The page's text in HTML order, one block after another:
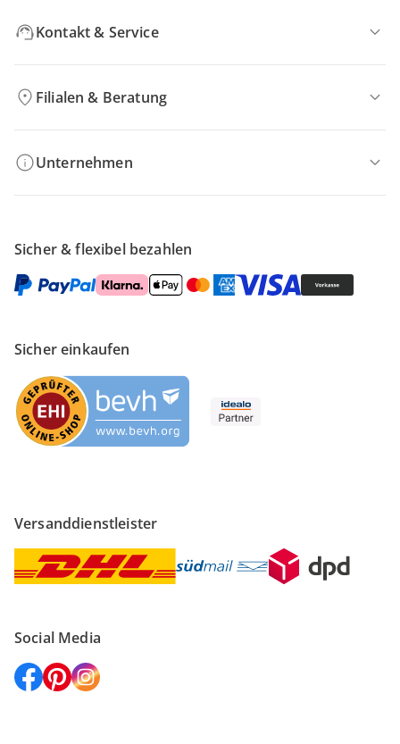
Kontakt & Service
Filialen & Beratung
Unternehmen
Sicher & flexibel bezahlen
Sicher einkaufen
Versanddienstleister
Social Media